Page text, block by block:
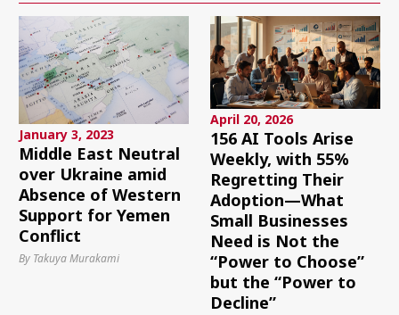
January 3, 2023
Middle East Neutral
over Ukraine amid
Absence of Western
Support for Yemen
Conflict
By Takuya Murakami
April 20, 2026
156 AI Tools Arise
Weekly, with 55%
Regretting Their
Adoption—What
Small Businesses
Need is Not the
“Power to Choose”
but the “Power to
Decline”